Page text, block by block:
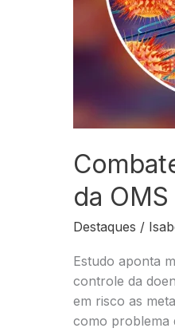
da
Destaques /
Estudo aponta
controle da
em risco as
como problema